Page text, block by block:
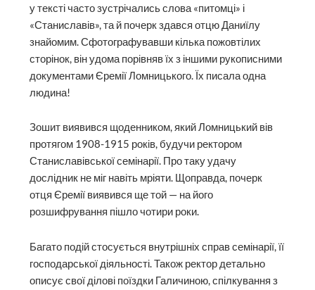
у тексті часто зустрічались слова «питомці» і
«Станиславів», та й почерк здався отцю Даниїлу
знайомим. Сфотографувавши кілька пожовтілих
сторінок, він удома порівняв їх з іншими рукописними
документами Єремії Ломницького. Їх писала одна
людина!
Зошит виявився щоденником, який Ломницький вів
протягом 1908-1915 років, будучи ректором
Станиславівської семінарії. Про таку удачу
дослідник не міг навіть мріяти. Щоправда, почерк
отця Єремії виявився ще той — на його
розшифрування пішло чотири роки.
Багато подій стосується внутрішніх справ семінарії, її
господарської діяльності. Також ректор детально
описує свої ділові поїздки Галичиною, спілкування з